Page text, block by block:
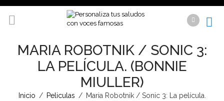
MARIA ROBOTNIK / SONIC 3:
LA PELÍCULA. (BONNIE
MIULLER)
Inicio / Peliculas / Maria Robotnik / Sonic 3: La película.